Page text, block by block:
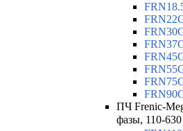
ПЧ Frenic-
фазы, 110-